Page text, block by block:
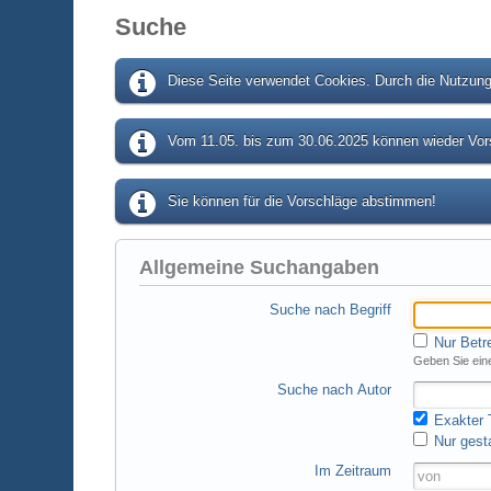
Suche
Diese Seite verwendet Cookies. Durch die
Vom 11.05. bis zum 30.06.2025 können wieder
Sie können für die Vorschläge abstimmen!
Allgemeine Suchangaben
Suche nach Begriff
Nur
Geben Sie
Suche nach Autor
Exakter
Nur
Im Zeitraum